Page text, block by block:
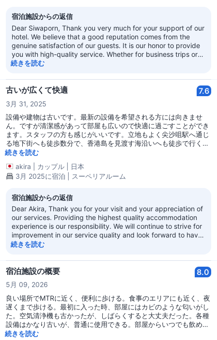
宿泊施設からの返信
Dear Siwaporn, Thank you very much for your support of our
hotel. We believe that a good reputation comes from the
genuine satisfaction of our guests. It is our honor to provide
you with high-quality service. Whether for business trips or
leisure travel, we welcome you to choose our hotel again! We
Hotel
続きを読む
古いが広くて快適 7.6
3月 31, 2025
設備や建物は古いです。最新の設備を希望される方には向きませ
ん。ですが清潔感があって部屋も広いので快適に過ごすことができ
ます。スタッフの方も感じがいいです。立地もよく尖沙咀駅へ通じ
る地下街へも徒歩数分で、香港島を見渡す海沿いへも徒歩で行くこ
とができます。ホテルの前には広場があり広場に面した飲食店では
夕方から屋外に置かれたテーブル席で飲み食いをする方でにぎわっ
ています。
続きを読む
akira
カップル
日本
3月 2025に宿泊 | スーペリアルーム
宿泊施設からの返信
Dear Akira, Thank you for your visit and your appreciation of
our services. Providing the highest quality accommodation
experience is our responsibility. We will continue to strive for
improvement in our service quality and look forward to have
opportunities to serve you in the future! Best regards, Regal
続きを読む
宿泊施設の概要 8.0
5月 09, 2026
良い場所でMTRに近く、便利に歩ける。食事のエリアにも近く、夜
遅くまで歩ける。最初に入った時、部屋にはカビのような匂いがし
た。空気清浄機も古かったが、しばらくすると大丈夫だった。各種
設備はかなり古いが、普通に使用できる。部屋からいつでも飲める
無料の水がある。基本的な設備は揃っている。チェックイン後、清
続きを読む